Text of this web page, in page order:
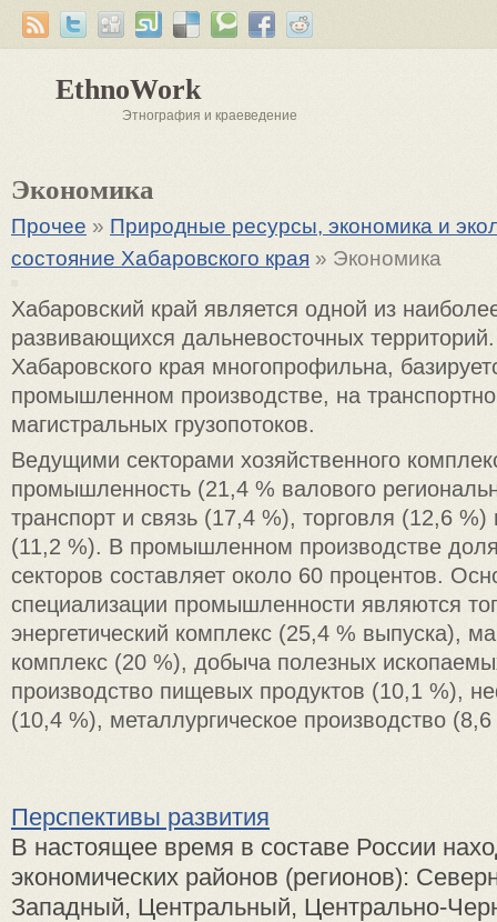
EthnoWork
Этнография и краеведение
Экономика
Прочее » Природные ресурсы, экономика и
состояние Хабаровского края » Экономика
Хабаровский край является одной из
развивающихся дальневосточных
Хабаровского края многопрофильна,
промышленном производстве, на
магистральных грузопотоков.
Ведущими секторами хозяйственного
промышленность (21,4 % валового
транспорт и связь (17,4 %), торговля (12,6 %)
(11,2 %). В промышленном производстве
секторов составляет около 60 процентов.
специализации промышленности являются
энергетический комплекс (25,4 % выпуска),
комплекс (20 %), добыча полезных
производство пищевых продуктов (10,1 %),
(10,4 %), металлургическое производство
Перспективы развития
В настоящее время в составе России
экономических районов (регионов):
Западный, Центральный, Центрально-